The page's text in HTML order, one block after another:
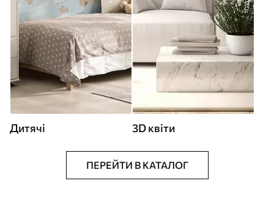
Дитячі 3D квіти
ПЕРЕЙТИ В КАТАЛОГ